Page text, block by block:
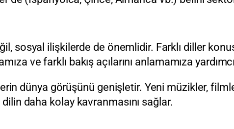
sosyal ilişkilerde de önemlidir. Farklı diller
ve farklı bakış açılarını anlamamıza
dünya görüşünü genişletir. Yeni müzikler,
daha kolay kavranmasını sağlar.